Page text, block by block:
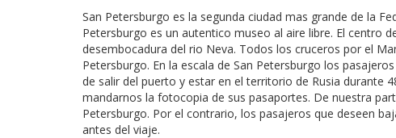
San Petersburgo es la segunda ciudad mas grande de la
Petersburgo es un autentico museo al aire libre. El centro
desembocadura del rio Neva. Todos los cruceros por el
Petersburgo. En la escala de San Petersburgo los
de salir del puerto y estar en el territorio de Rusia durante
mandarnos la fotocopia de sus pasaportes. De nuestra
Petersburgo. Por el contrario, los pasajeros que deseen
antes del viaje.